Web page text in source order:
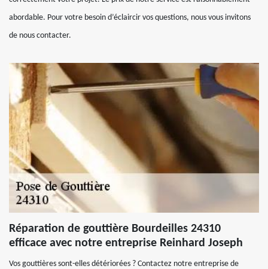
abordable. Pour votre besoin d’éclaircir vos questions, nous vous invitons
de nous contacter.
Réparation de gouttière Bourdeilles 24310
efficace avec notre entreprise Reinhard Joseph
Vos gouttières sont-elles détériorées ? Contactez notre entreprise de